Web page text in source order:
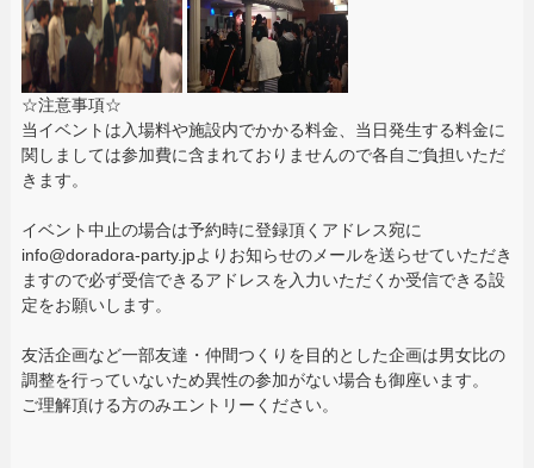
☆注意事項☆
当イベントは入場料や施設内でかかる料金、当日発生する料金に
関しましては参加費に含まれておりませんので各自ご負担いただ
きます。
イベント中止の場合は予約時に登録頂くアドレス宛に
info@doradora-party.jpよりお知らせのメールを送らせていただき
ますので必ず受信できるアドレスを入力いただくか受信できる設
定をお願いします。
友活企画など一部友達・仲間つくりを目的とした企画は男女比の
調整を行っていないため異性の参加がない場合も御座います。
ご理解頂ける方のみエントリーください。